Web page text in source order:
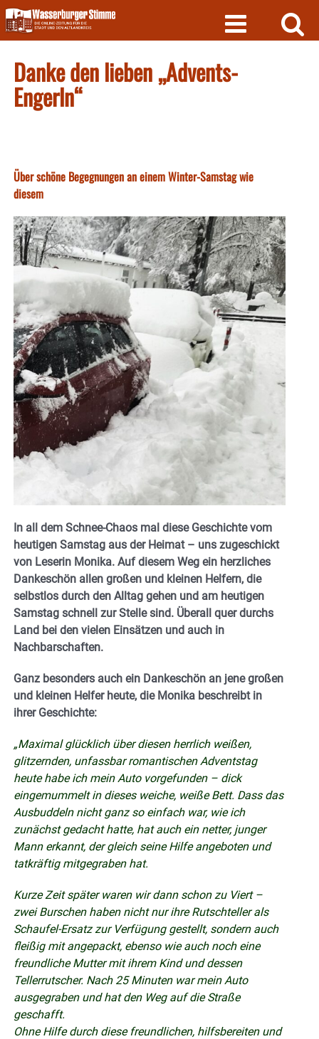
Skip
to
content
Danke den lieben „Advents-
Engerln“
Über schöne Begegnungen an einem Winter-Samstag wie
diesem
In all dem Schnee-Chaos mal diese Geschichte vom
heutigen Samstag aus der Heimat – uns zugeschickt
von Leserin Monika. Auf diesem Weg ein herzliches
Dankeschön allen großen und kleinen Helfern, die
selbstlos durch den Alltag gehen und am heutigen
Samstag schnell zur Stelle sind. Überall quer durchs
Land bei den vielen Einsätzen und auch in
Nachbarschaften.
Ganz besonders auch ein Dankeschön an jene großen
und kleinen Helfer heute, die Monika beschreibt in
ihrer Geschichte:
„Maximal glücklich über diesen herrlich weißen,
glitzernden, unfassbar romantischen Adventstag
heute habe ich mein Auto vorgefunden – dick
eingemummelt in dieses weiche, weiße Bett. Dass das
Ausbuddeln nicht ganz so einfach war, wie ich
zunächst gedacht hatte, hat auch ein netter, junger
Mann erkannt, der gleich seine Hilfe angeboten und
tatkräftig mitgegraben hat.
Kurze Zeit später waren wir dann schon zu Viert –
zwei Burschen haben nicht nur ihre Rutschteller als
Schaufel-Ersatz zur Verfügung gestellt, sondern auch
fleißig mit angepackt, ebenso wie auch noch eine
freundliche Mutter mit ihrem Kind und dessen
Tellerrutscher. Nach 25 Minuten war mein Auto
ausgegraben und hat den Weg auf die Straße
geschafft.
Ohne Hilfe durch diese freundlichen, hilfsbereiten und